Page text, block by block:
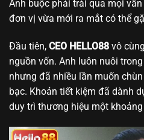
Anh buộc phải trải qua mọi
đơn vị vừa mới ra mắt có thể
Đầu tiên, CEO HELLO88 vô
nguồn vốn. Anh luôn nuôi
nhưng đã nhiều lần muốn
bạc. Khoản tiết kiệm đã dành
duy trì thương hiệu một